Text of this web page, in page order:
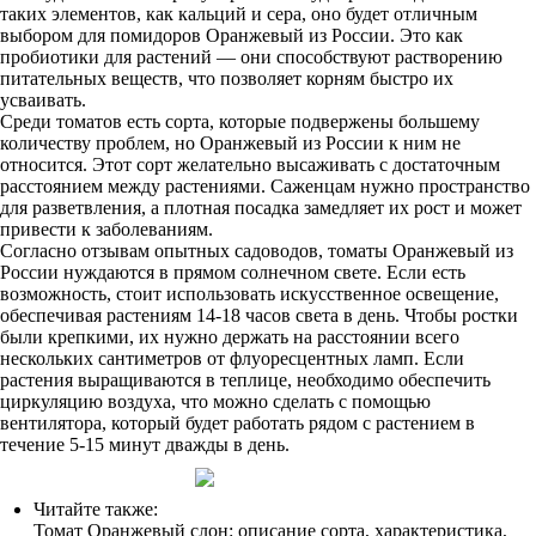
таких элементов, как кальций и сера, оно будет отличным
выбором для помидоров Оранжевый из России. Это как
пробиотики для растений — они способствуют растворению
питательных веществ, что позволяет корням быстро их
усваивать.
Среди томатов есть сорта, которые подвержены большему
количеству проблем, но Оранжевый из России к ним не
относится. Этот сорт желательно высаживать с достаточным
расстоянием между растениями. Саженцам нужно пространство
для разветвления, а плотная посадка замедляет их рост и может
привести к заболеваниям.
Согласно отзывам опытных садоводов, томаты Оранжевый из
России нуждаются в прямом солнечном свете. Если есть
возможность, стоит использовать искусственное освещение,
обеспечивая растениям 14-18 часов света в день. Чтобы ростки
были крепкими, их нужно держать на расстоянии всего
нескольких сантиметров от флуоресцентных ламп. Если
растения выращиваются в теплице, необходимо обеспечить
циркуляцию воздуха, что можно сделать с помощью
вентилятора, который будет работать рядом с растением в
течение 5-15 минут дважды в день.
Читайте также:
Томат Оранжевый слон: описание сорта, характеристика,